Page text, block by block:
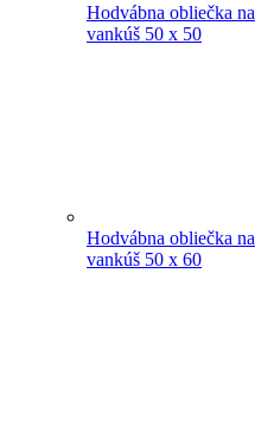
Hodvábna obliečka na
vankúš 50 x 50
Hodvábna obliečka na
vankúš 50 x 60